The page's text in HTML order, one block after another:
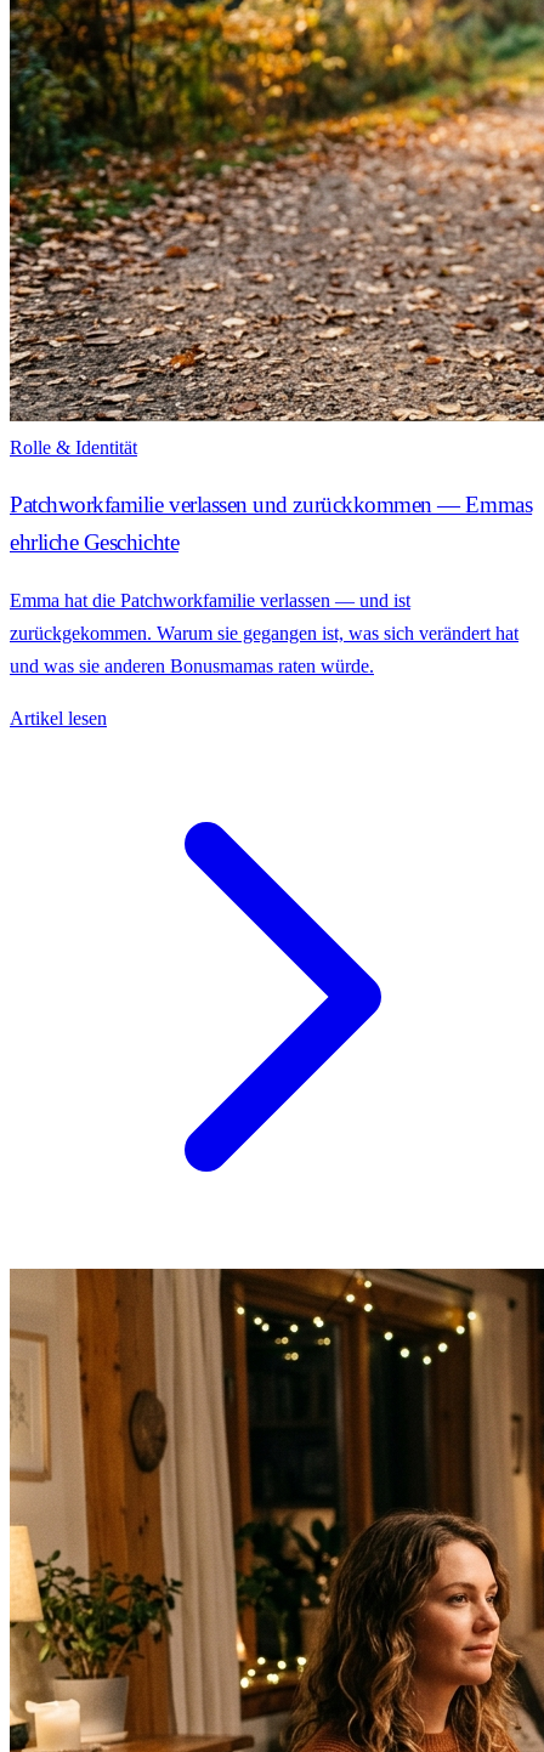
Rolle & Identität
Patchworkfamilie verlassen und zurückkommen — Emmas
ehrliche Geschichte
Emma hat die Patchworkfamilie verlassen — und ist
zurückgekommen. Warum sie gegangen ist, was sich verändert hat
und was sie anderen Bonusmamas raten würde.
Artikel lesen